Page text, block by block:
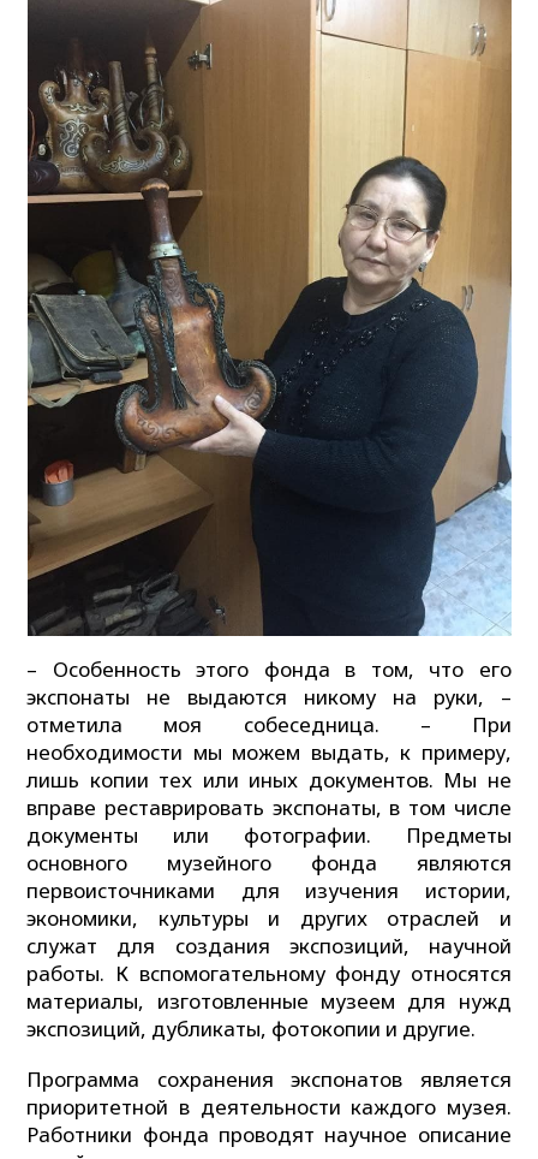
– Особенность этого фонда в том, что его
экспонаты не выдаются никому на руки, –
отметила моя собеседница. – При
необходимости мы можем выдать, к примеру,
лишь копии тех или иных документов. Мы не
вправе реставрировать экспонаты, в том числе
документы или фотографии. Предметы
основного музейного фонда являются
первоисточниками для изучения истории,
экономики, культуры и других отраслей и
служат для создания экспозиций, научной
работы. К вспомогательному фонду относятся
материалы, изготовленные музеем для нужд
экспозиций, дубликаты, фотокопии и другие.
Программа сохранения экспонатов является
приоритетной в деятельности каждого музея.
Работники фонда проводят научное описание